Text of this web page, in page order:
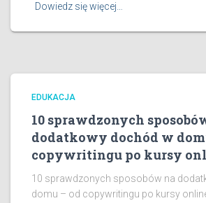
Dowiedz się więcej…
EDUKACJA
10 sprawdzonych
dodatkowy dochód w
copywritingu po kursy
10 sprawdzonych sposobów na
domu – od copywritingu po kursy